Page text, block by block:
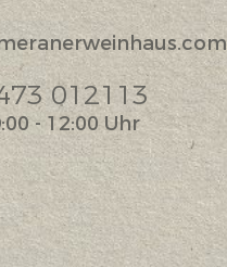
012113
- 12:00 Uhr